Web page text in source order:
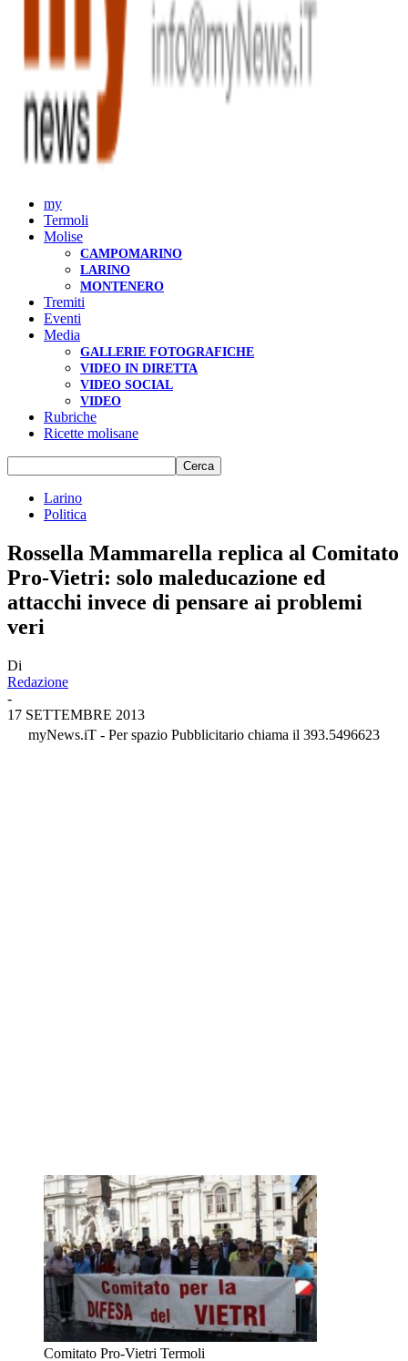
my
Termoli
Molise
CAMPOMARINO
LARINO
MONTENERO
Tremiti
Eventi
Media
GALLERIE FOTOGRAFICHE
VIDEO IN DIRETTA
VIDEO SOCIAL
VIDEO
Rubriche
Ricette molisane
Larino
Politica
Rossella Mammarella replica al Comitato
Pro-Vietri: solo maleducazione ed
attacchi invece di pensare ai problemi
veri
Di
Redazione
-
17 SETTEMBRE 2013
myNews.iT - Per spazio Pubblicitario chiama il 393.5496623
Comitato Pro-Vietri Termoli